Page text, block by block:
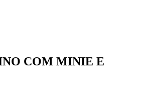
COM MINIE E